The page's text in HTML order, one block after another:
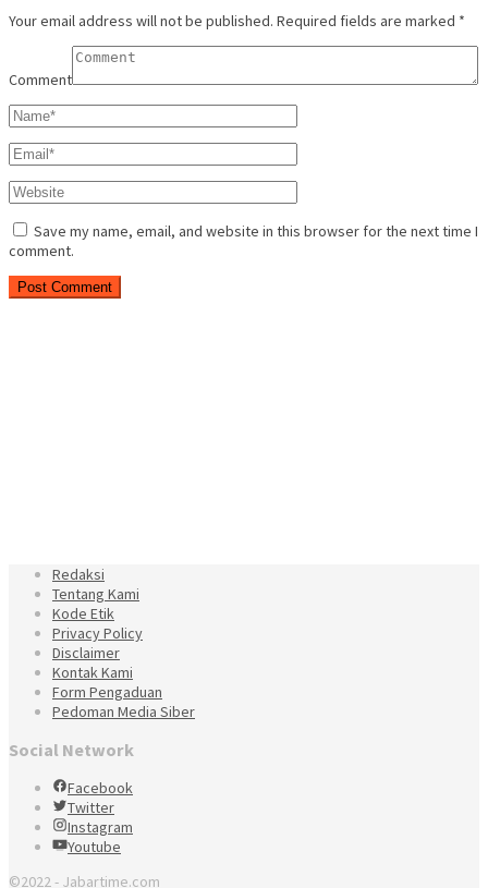
Your email address will not be published. Required fields are marked *
Comment
Save my name, email, and website in this browser for the next time I
comment.
Redaksi
Tentang Kami
Kode Etik
Privacy Policy
Disclaimer
Kontak Kami
Form Pengaduan
Pedoman Media Siber
Social Network
Facebook
Twitter
Instagram
Youtube
©2022 - Jabartime.com